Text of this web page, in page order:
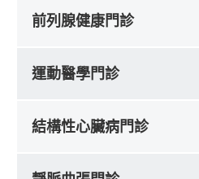
前列腺健康門診
運動醫學門診
結構性心臟病門診